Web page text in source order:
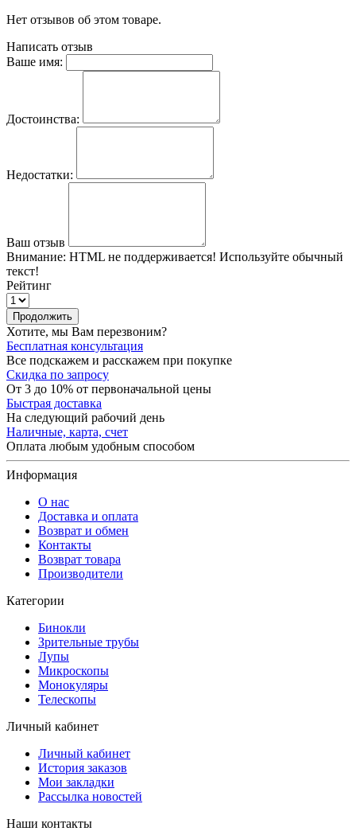
Нет отзывов об этом товаре.
Написать отзыв
Ваше имя:
Достоинства:
Недостатки:
Ваш отзыв
Внимание: HTML не поддерживается! Используйте обычный
текст!
Рейтинг
Продолжить
Хотите, мы Вам перезвоним?
Бесплатная консультация
Все подскажем и расскажем при покупке
Скидка по запросу
От 3 до 10% от первоначальной цены
Быстрая доставка
На следующий рабочий день
Наличные, карта, счет
Оплата любым удобным способом
Информация
О нас
Доставка и оплата
Возврат и обмен
Контакты
Возврат товара
Производители
Категории
Бинокли
Зрительные трубы
Лупы
Микроскопы
Монокуляры
Телескопы
Личный кабинет
Личный кабинет
История заказов
Мои закладки
Рассылка новостей
Наши контакты